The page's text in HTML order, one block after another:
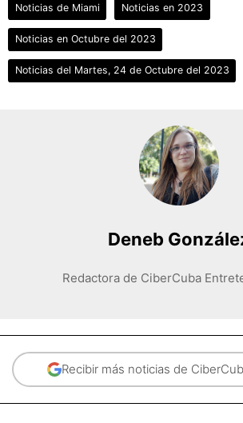
Noticias de Miami Noticias en 2023
Noticias en Octubre del 2023
Noticias del Martes, 24 de Octubre del 2023
Deneb
Redactora de CiberCuba
Recibir más noticias de